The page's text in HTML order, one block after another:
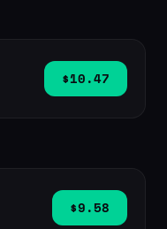
$10.47
$9.58